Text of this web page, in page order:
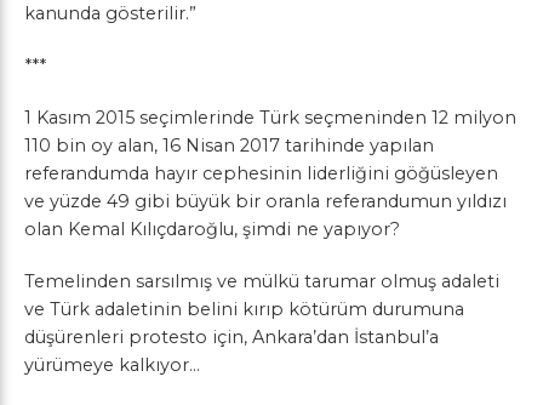
kanunda gösterilir.”
***
1 Kasım 2015 seçimlerinde Türk seçmeninden 12 milyon
110 bin oy alan, 16 Nisan 2017 tarihinde yapılan
referandumda hayır cephesinin liderliğini göğüsleyen
ve yüzde 49 gibi büyük bir oranla referandumun yıldızı
olan Kemal Kılıçdaroğlu, şimdi ne yapıyor?
Temelinden sarsılmış ve mülkü tarumar olmuş adaleti
ve Türk adaletinin belini kırıp kötürüm durumuna
düşürenleri protesto için, Ankara’dan İstanbul’a
yürümeye kalkıyor…